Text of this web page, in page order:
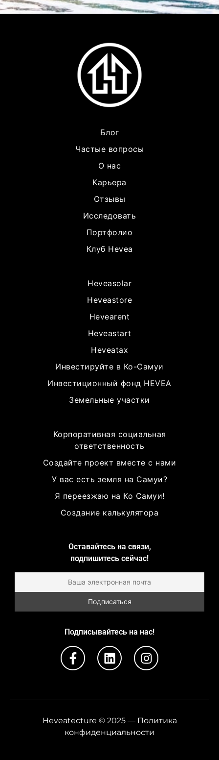
Блог
Частые вопросы
О нас
Карьера
Отзывы
Исследовать
Портфолио
Клуб Hevea
Heveasolar
Heveastore
Hevearent
Heveastart
Heveatax
Инвестируйте в Ко-Самуи
Инвестиционный фонд HEVEA
Земельные участки
Корпоративная социальная
ответственность
Создайте проект вместе с нами
У вас есть земля на Самуи?
Я переезжаю на Ко Самуи!
Создание калькулятора
Оставайтесь на связи,
подпишитесь сейчас!
Подписывайтесь на нас!
Heveatecture © 2025 — Политика
конфиденциальности